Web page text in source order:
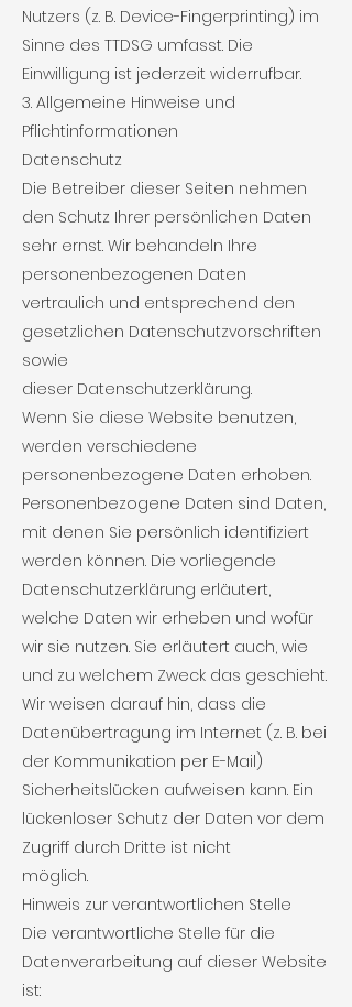
Nutzers (z. B. Device-Fingerprinting) im
Sinne des TTDSG umfasst. Die
Einwilligung ist jederzeit widerrufbar.
3. Allgemeine Hinweise und
Pflichtinformationen
Datenschutz
Die Betreiber dieser Seiten nehmen
den Schutz Ihrer persönlichen Daten
sehr ernst. Wir behandeln Ihre
personenbezogenen Daten
vertraulich und entsprechend den
gesetzlichen Datenschutzvorschriften
sowie
dieser Datenschutzerklärung.
Wenn Sie diese Website benutzen,
werden verschiedene
personenbezogene Daten erhoben.
Personenbezogene Daten sind Daten,
mit denen Sie persönlich identifiziert
werden können. Die vorliegende
Datenschutzerklärung erläutert,
welche Daten wir erheben und wofür
wir sie nutzen. Sie erläutert auch, wie
und zu welchem Zweck das geschieht.
Wir weisen darauf hin, dass die
Datenübertragung im Internet (z. B. bei
der Kommunikation per E-Mail)
Sicherheitslücken aufweisen kann. Ein
lückenloser Schutz der Daten vor dem
Zugriff durch Dritte ist nicht
möglich.
Hinweis zur verantwortlichen Stelle
Die verantwortliche Stelle für die
Datenverarbeitung auf dieser Website
ist: